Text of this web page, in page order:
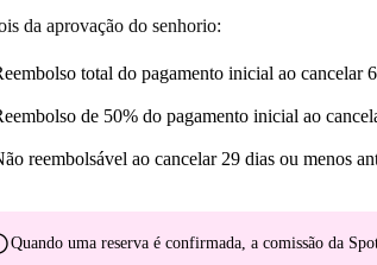
da aprovação do senhorio:
total do pagamento inicial ao cancelar
de 50% do pagamento inicial ao
reembolsável ao cancelar 29 dias ou menos
Quando uma reserva é confirmada, a comissão da